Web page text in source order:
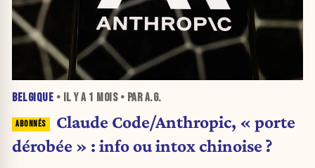
BELGIQUE • IL Y A 1 MOIS• PAR A.G.
Claude Code/Anthropic, « porte
dérobée » : info ou intox chinoise ?